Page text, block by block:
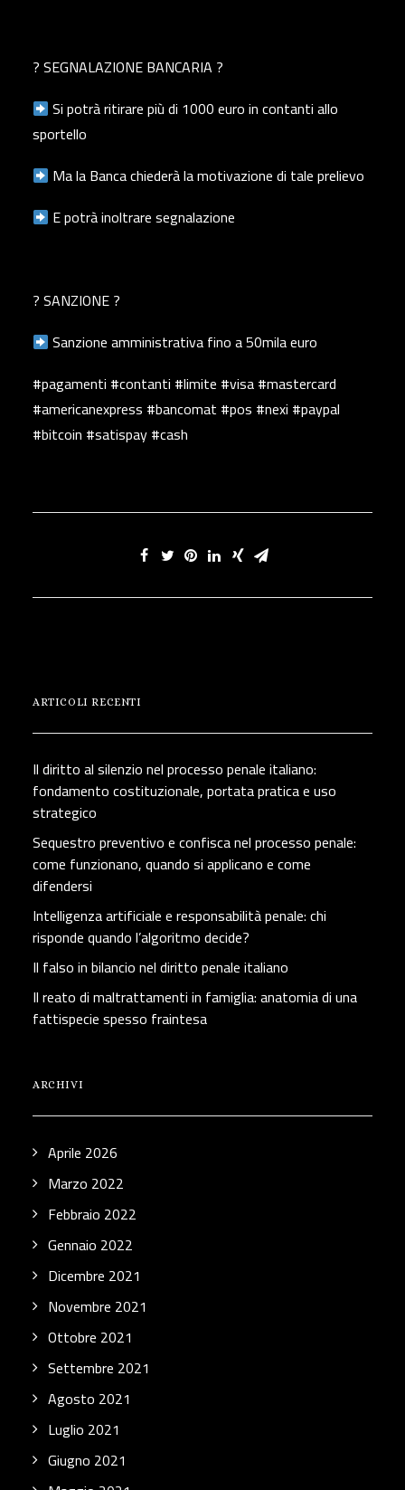
? SEGNALAZIONE BANCARIA ?
Si potrà ritirare più di 1000 euro in contanti allo
sportello
Ma la Banca chiederà la motivazione di tale prelievo
E potrà inoltrare segnalazione
? SANZIONE ?
Sanzione amministrativa fino a 50mila euro
#pagamenti #contanti #limite #visa #mastercard
#americanexpress #bancomat #pos #nexi #paypal
#bitcoin #satispay #cash
ARTICOLI RECENTI
Il diritto al silenzio nel processo penale italiano:
fondamento costituzionale, portata pratica e uso
strategico
Sequestro preventivo e confisca nel processo penale:
come funzionano, quando si applicano e come
difendersi
Intelligenza artificiale e responsabilità penale: chi
risponde quando l’algoritmo decide?
Il falso in bilancio nel diritto penale italiano
Il reato di maltrattamenti in famiglia: anatomia di una
fattispecie spesso fraintesa
ARCHIVI
Aprile 2026
Marzo 2022
Febbraio 2022
Gennaio 2022
Dicembre 2021
Novembre 2021
Ottobre 2021
Settembre 2021
Agosto 2021
Luglio 2021
Giugno 2021